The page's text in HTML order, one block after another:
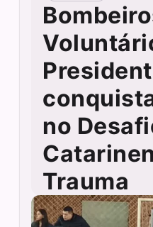
no
Trauma